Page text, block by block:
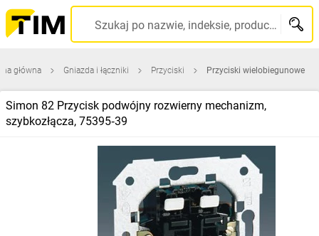
Szukaj po nazwie, indeksie, producencie, kodzie kreskowym...
główna Gniazda i łączniki Przyciski Przyciski wielobiegunowe
Simon 82 Przycisk podwójny rozwierny mechanizm,
szybkozłącza, 75395‑39